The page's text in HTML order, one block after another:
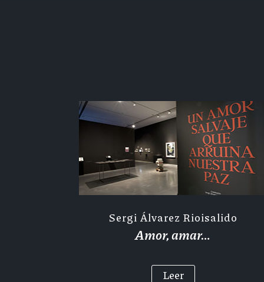
Sergi Álvarez Rioisalido
Amor, amar…
Leer